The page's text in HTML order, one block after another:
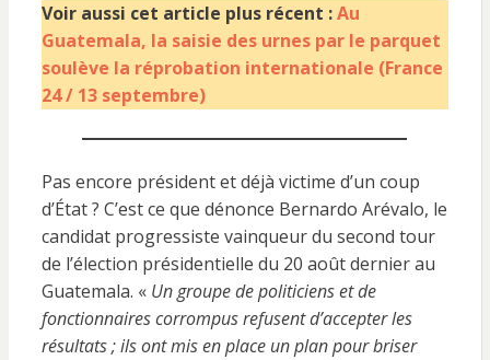
Voir aussi cet article plus récent :Au
Guatemala, la saisie des urnes par le parquet
soulève la réprobation internationale (France
24 / 13 septembre)
Pas encore président et déjà victime d’un coup
d’État ? C’est ce que dénonce Bernardo Arévalo, le
candidat progressiste vainqueur du second tour
de l’élection présidentielle du 20 août dernier au
Guatemala. « Un groupe de politiciens et de
fonctionnaires corrompus refusent d’accepter les
résultats ; ils ont mis en place un plan pour briser